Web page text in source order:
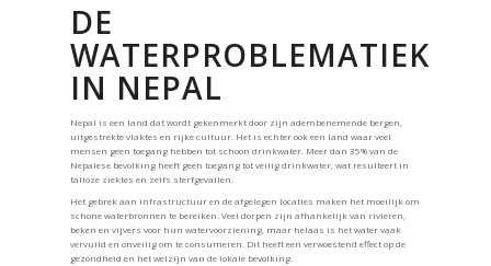
DE
WATERPROBLEMATIEK
IN NEPAL
Nepal is een land dat wordt gekenmerkt door zijn adembenemende bergen,
uitgestrekte vlaktes en rijke cultuur. Het is echter ook een land waar veel
mensen geen toegang hebben tot schoon drinkwater. Meer dan 35% van de
Nepalese bevolking heeft geen toegang tot veilig drinkwater, wat resulteert in
talloze ziektes en zelfs sterfgevallen.
Het gebrek aan infrastructuur en de afgelegen locaties maken het moeilijk om
schone waterbronnen te bereiken. Veel dorpen zijn afhankelijk van rivieren,
beken en vijvers voor hun watervoorziening, maar helaas is het water vaak
vervuild en onveilig om te consumeren. Dit heeft een verwoestend effect op de
gezondheid en het welzijn van de lokale bevolking.